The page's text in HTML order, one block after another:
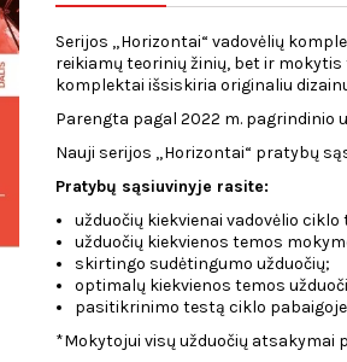
Serijos „Horizontai“ vadovėlių
reikiamų teorinių žinių, bet ir
komplektai išsiskiria originaliu
Parengta pagal 2022 m. pagrindinio
Nauji serijos „Horizontai“ pratybų
Pratybų sąsiuvinyje rasite:
užduočių kiekvienai vadovėlio ciklo
užduočių kiekvienos temos
skirtingo sudėtingumo užduočių;
optimalų kiekvienos temos
pasitikrinimo testą ciklo
*Mokytojui visų užduočių